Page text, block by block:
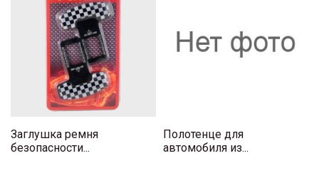
Заглушка ремня
безопасности...
Полотенце для
автомобиля из...